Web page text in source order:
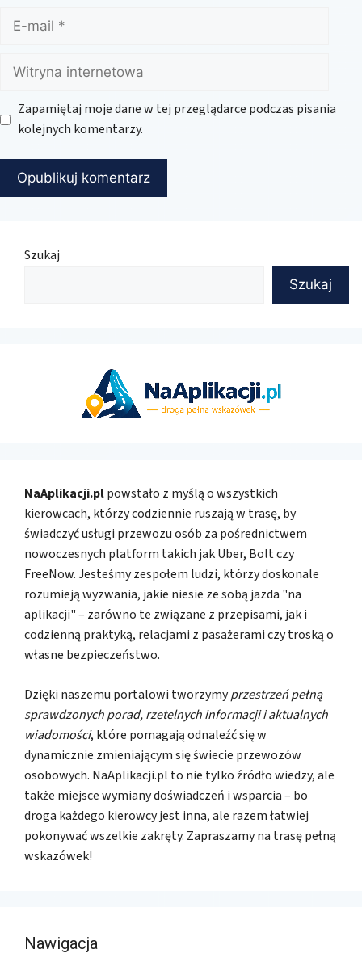
mail
Witryna
internetowa
Zapamiętaj moje dane w tej przeglądarce podczas pisania
kolejnych komentarzy.
Szukaj
Szukaj
NaAplikacji.plpowstało z myślą o wszystkich
kierowcach, którzy codziennie ruszają w trasę, by
świadczyć usługi przewozu osób za pośrednictwem
nowoczesnych platform takich jak Uber, Bolt czy
FreeNow. Jesteśmy zespołem ludzi, którzy doskonale
rozumieją wyzwania, jakie niesie ze sobą jazda "na
aplikacji" – zarówno te związane z przepisami, jak i
codzienną praktyką, relacjami z pasażerami czy troską o
własne bezpieczeństwo.
Dzięki naszemu portalowi tworzymyprzestrzeń pełną
sprawdzonych porad, rzetelnych informacji i aktualnych
wiadomości, które pomagają odnaleźć się w
dynamicznie zmieniającym się świecie przewozów
osobowych. NaAplikacji.pl to nie tylko źródło wiedzy, ale
także miejsce wymiany doświadczeń i wsparcia – bo
droga każdego kierowcy jest inna, ale razem łatwiej
pokonywać wszelkie zakręty. Zapraszamy na trasę pełną
wskazówek!
Nawigacja